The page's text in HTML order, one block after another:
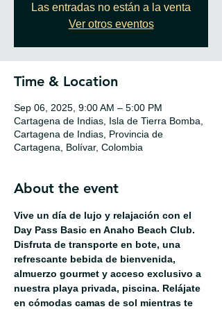
Las entradas no están a la venta
Ver otros eventos
Time & Location
Sep 06, 2025, 9:00 AM – 5:00 PM
Cartagena de Indias, Isla de Tierra Bomba,
Cartagena de Indias, Provincia de
Cartagena, Bolívar, Colombia
About the event
Vive un día de lujo y relajación con el
Day Pass Basic en Anaho Beach Club.
Disfruta de transporte en bote, una
refrescante bebida de bienvenida,
almuerzo gourmet y acceso exclusivo a
nuestra playa privada, piscina. Relájate
en cómodas camas de sol mientras te